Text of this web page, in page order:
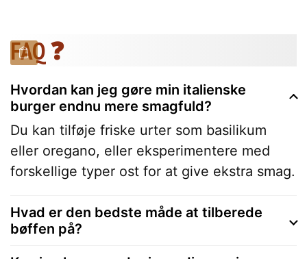
FAQ ❓
Hvordan kan jeg gøre min italienske
burger endnu mere smagfuld?
Du kan tilføje friske urter som basilikum
eller oregano, eller eksperimentere med
forskellige typer ost for at give ekstra smag.
Hvad er den bedste måde at tilberede
bøffen på?